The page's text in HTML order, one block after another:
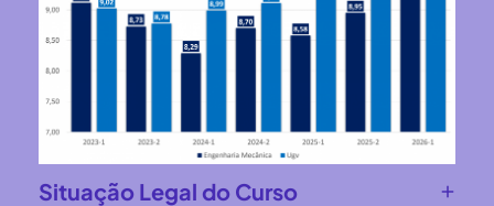
Situação Legal do Curso